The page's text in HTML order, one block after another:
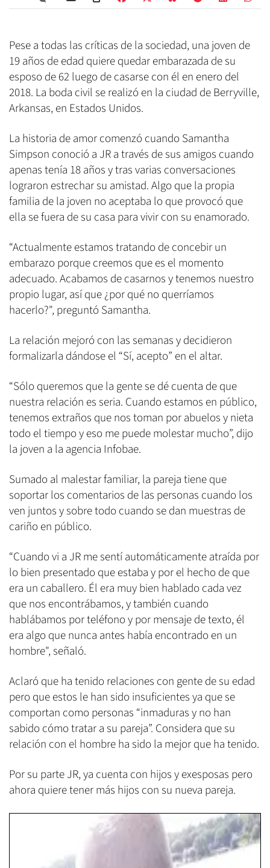
Pese a todas las críticas de la sociedad, una joven de
19 años de edad quiere quedar embarazada de su
esposo de 62 luego de casarse con él en enero del
2018. La boda civil se realizó en la ciudad de Berryville,
Arkansas, en Estados Unidos.
La historia de amor comenzó cuando Samantha
Simpson conoció a JR a través de sus amigos cuando
apenas tenía 18 años y tras varias conversaciones
lograron estrechar su amistad. Algo que la propia
familia de la joven no aceptaba lo que provocó que
ella se fuera de su casa para vivir con su enamorado.
“Actualmente estamos tratando de concebir un
embarazo porque creemos que es el momento
adecuado. Acabamos de casarnos y tenemos nuestro
propio lugar, así que ¿por qué no querríamos
hacerlo?", preguntó Samantha.
La relación mejoró con las semanas y decidieron
formalizarla dándose el “Sí, acepto” en el altar.
“Sólo queremos que la gente se dé cuenta de que
nuestra relación es seria. Cuando estamos en público,
tenemos extraños que nos toman por abuelos y nieta
todo el tiempo y eso me puede molestar mucho”, dijo
la joven a la agencia Infobae.
Sumado al malestar familiar, la pareja tiene que
soportar los comentarios de las personas cuando los
ven juntos y sobre todo cuando se dan muestras de
cariño en público.
“Cuando vi a JR me sentí automáticamente atraída por
lo bien presentado que estaba y por el hecho de que
era un caballero. Él era muy bien hablado cada vez
que nos encontrábamos, y también cuando
hablábamos por teléfono y por mensaje de texto, él
era algo que nunca antes había encontrado en un
hombre", señaló.
Aclaró que ha tenido relaciones con gente de su edad
pero que estos le han sido insuficientes ya que se
comportan como personas “inmaduras y no han
sabido cómo tratar a su pareja”. Considera que su
relación con el hombre ha sido la mejor que ha tenido.
Por su parte JR, ya cuenta con hijos y exesposas pero
ahora quiere tener más hijos con su nueva pareja.